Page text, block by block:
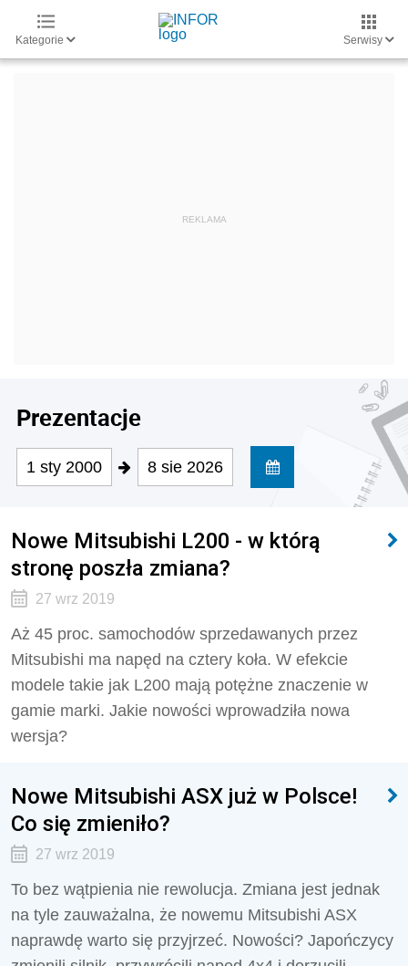
Kategorie Serwisy
Prezentacje
1 sty 2000 8 sie 2026
Nowe Mitsubishi L200 - w którą
stronę poszła zmiana?
27 wrz 2019
Aż 45 proc. samochodów sprzedawanych przez
Mitsubishi ma napęd na cztery koła. W efekcie
modele takie jak L200 mają potężne znaczenie w
gamie marki. Jakie nowości wprowadziła nowa
wersja?
Nowe Mitsubishi ASX już w Polsce!
Co się zmieniło?
27 wrz 2019
To bez wątpienia nie rewolucja. Zmiana jest jednak
na tyle zauważalna, że nowemu Mitsubishi ASX
naprawdę warto się przyjrzeć. Nowości? Japończycy